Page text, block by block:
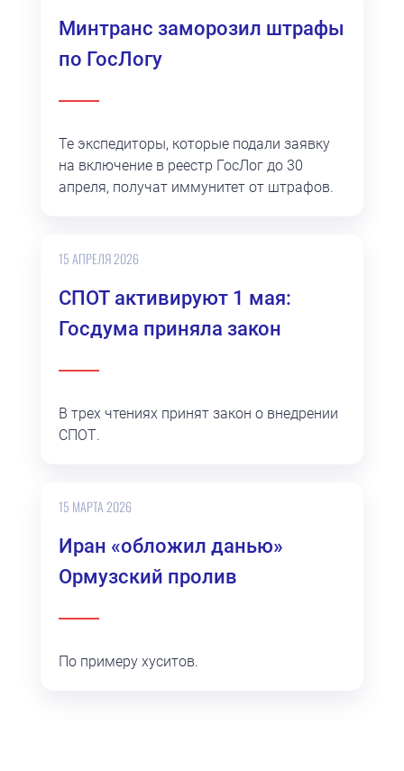
Минтранс заморозил штрафы
по ГосЛогу
Те экспедиторы, которые подали заявку
на включение в реестр ГосЛог до 30
апреля, получат иммунитет от штрафов.
15 АПРЕЛЯ 2026
СПОТ активируют 1 мая:
Госдума приняла закон
В трех чтениях принят закон о внедрении
СПОТ.
15 МАРТА 2026
Иран «обложил данью»
Ормузский пролив
По примеру хуситов.